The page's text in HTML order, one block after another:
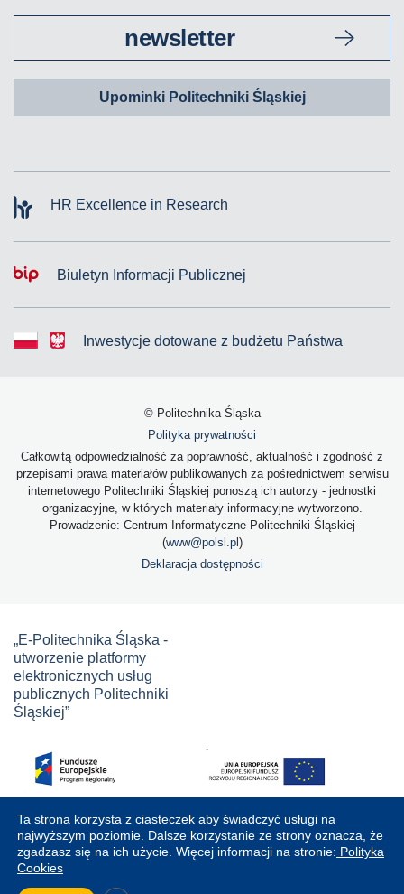
newsletter
Upominki Politechniki Śląskiej
HR Excellence in Research
Biuletyn Informacji Publicznej
Inwestycje dotowane z budżetu Państwa
© Politechnika Śląska
Polityka prywatności
Całkowitą odpowiedzialność za poprawność, aktualność i zgodność z
przepisami prawa materiałów publikowanych za pośrednictwem serwisu
internetowego Politechniki Śląskiej ponoszą ich autorzy - jednostki
organizacyjne, w których materiały informacyjne wytworzono.
Prowadzenie: Centrum Informatyczne Politechniki Śląskiej
(www@polsl.pl )
Deklaracja dostępności
„E-Politechnika Śląska -
utworzenie platformy
elektronicznych usług
publicznych Politechniki
Śląskiej”
Ta strona korzysta z ciasteczek aby świadczyć usługi na
najwyższym poziomie. Dalsze korzystanie ze strony oznacza, że
zgadzasz się na ich użycie. Więcej informacji na stronie: Polityka
Cookies